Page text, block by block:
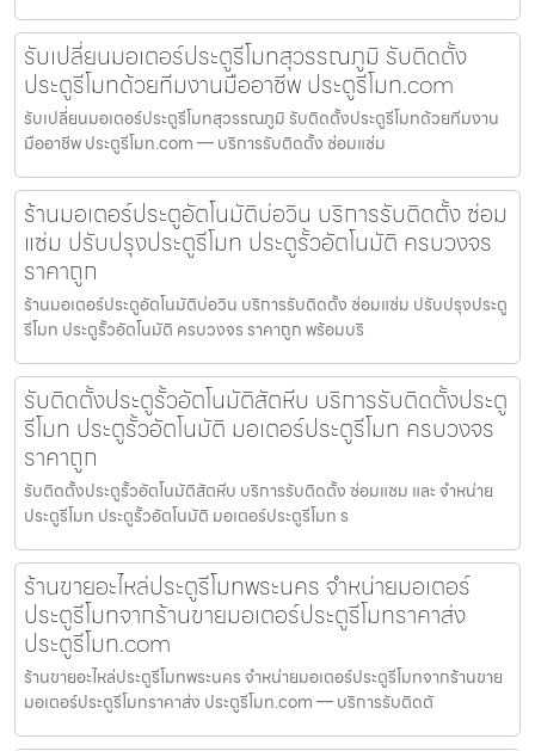
รับเปลี่ยนมอเตอร์ประตูรีโมทสุวรรณภูมิ รับติดตั้ง
ประตูรีโมทด้วยทีมงานมืออาชีพ ประตูรีโมท.com
รับเปลี่ยนมอเตอร์ประตูรีโมทสุวรรณภูมิ รับติดตั้งประตูรีโมทด้วยทีมงาน
มืออาชีพ ประตูรีโมท.com — บริการรับติดตั้ง ซ่อมแซ่ม
ร้านมอเตอร์ประตูอัตโนมัติบ่อวิน บริการรับติดตั้ง ซ่อม
แซ่ม ปรับปรุงประตูรีโมท ประตูรั้วอัตโนมัติ ครบวงจร
ราคาถูก
ร้านมอเตอร์ประตูอัตโนมัติบ่อวิน บริการรับติดตั้ง ซ่อมแซ่ม ปรับปรุงประตู
รีโมท ประตูรั้วอัตโนมัติ ครบวงจร ราคาถูก พร้อมบริ
รับติดตั้งประตูรั้วอัตโนมัติสัตหีบ บริการรับติดตั้งประตู
รีโมท ประตูรั้วอัตโนมัติ มอเตอร์ประตูรีโมท ครบวงจร
ราคาถูก
รับติดตั้งประตูรั้วอัตโนมัติสัตหีบ บริการรับติดตั้ง ซ่อมแซม และ จำหน่าย
ประตูรีโมท ประตูรั้วอัตโนมัติ มอเตอร์ประตูรีโมท ร
ร้านขายอะไหล่ประตูรีโมทพระนคร จำหน่ายมอเตอร์
ประตูรีโมทจากร้านขายมอเตอร์ประตูรีโมทราคาส่ง
ประตูรีโมท.com
ร้านขายอะไหล่ประตูรีโมทพระนคร จำหน่ายมอเตอร์ประตูรีโมทจากร้านขาย
มอเตอร์ประตูรีโมทราคาส่ง ประตูรีโมท.com — บริการรับติดตั